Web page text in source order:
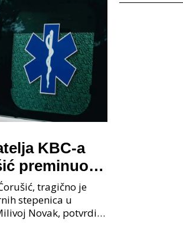
KBC-a
preminuo
policija na
tragično je
stepenica u
Novak, potvrdio